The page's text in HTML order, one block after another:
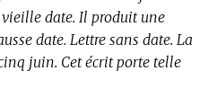
vieille date. Il produit une
date. Lettre sans date. La
juin. Cet écrit porte telle